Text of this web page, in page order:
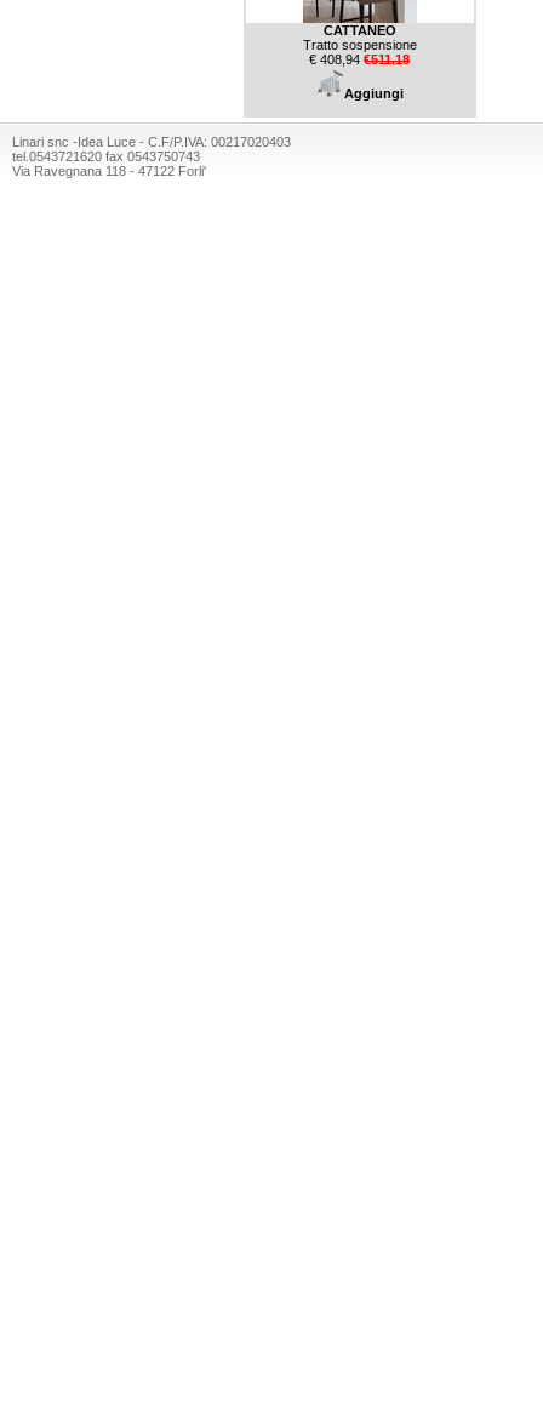
CATTANEO
Tratto sospensione
€ 408,94€511.18
Aggiungi
Linari snc -Idea Luce - C.F/P.IVA: 00217020403
tel.0543721620 fax 0543750743
Via Ravegnana 118 - 47122 Forli'